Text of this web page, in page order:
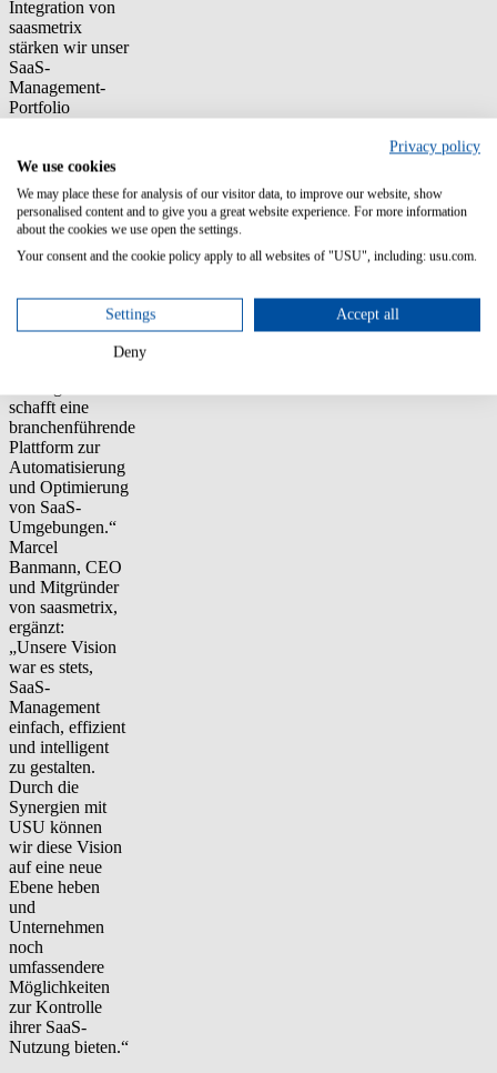
Integration von
saasmetrix
stärken wir unser
SaaS-
Management-
Portfolio
stehen
zunehmend vor
der
Herausforderung,
ihre SaaS-
Kosten und -
verwalten. Die
schafft eine
branchenführende
Plattform zur
Automatisierung
und Optimierung
von SaaS-
Umgebungen.“
Marcel
Banmann, CEO
und Mitgründer
von saasmetrix,
ergänzt:
„Unsere Vision
war es stets,
SaaS-
Management
einfach, effizient
und intelligent
zu gestalten.
Durch die
Synergien mit
USU können
wir diese Vision
auf eine neue
Ebene heben
und
Unternehmen
noch
umfassendere
Möglichkeiten
zur Kontrolle
ihrer SaaS-
Nutzung bieten.“
Privacy policy
We use cookies
We may place these for analysis of our visitor data, to improve our website, show
personalised content and to give you a great website experience. For more information
about the cookies we use open the settings.
Your consent and the cookie policy apply to all websites of "USU", including: usu.com.
Settings Accept all
Deny